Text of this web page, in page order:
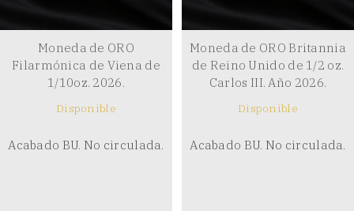
Moneda de ORO
Filarmónica de Viena de
1/10oz. 2026.
Disponible
Acabado BU. No circulada.
Moneda de ORO Britannia
de Reino Unido de 1/2 oz.
Carlos III. Año 2026.
Disponible
Acabado BU. No circulada.